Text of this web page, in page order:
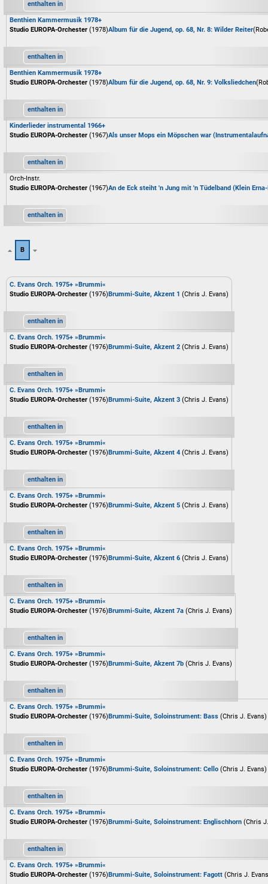
enthalten in
Benthien Kammermusik 1978+
Studio EUROPA-Orchester (1978)Album für die Jugend, op. 68, Nr. 8: Wilder Reiter
enthalten in
Benthien Kammermusik 1978+
Studio EUROPA-Orchester (1978)Album für die Jugend, op. 68, Nr. 9: Volksliedchen
enthalten in
Kinderlieder instrumental 1966+
Studio EUROPA-Orchester (1967)Als unser Mops ein Möpschen war
enthalten in
Orch-Instr.
Studio EUROPA-Orchester (1967)An de Eck steiht 'n Jung mit 'n Tüdelband (Klein
enthalten in
B
C. Evans Orch. 1975+ »Brummi«
Studio EUROPA-Orchester (1976)Brummi-Suite, Akzent 1 (Chris J. Evans)
enthalten in
C. Evans Orch. 1975+ »Brummi«
Studio EUROPA-Orchester (1976)Brummi-Suite, Akzent 2 (Chris J. Evans)
enthalten in
C. Evans Orch. 1975+ »Brummi«
Studio EUROPA-Orchester (1976)Brummi-Suite, Akzent 3 (Chris J. Evans)
enthalten in
C. Evans Orch. 1975+ »Brummi«
Studio EUROPA-Orchester (1976)Brummi-Suite, Akzent 4 (Chris J. Evans)
enthalten in
C. Evans Orch. 1975+ »Brummi«
Studio EUROPA-Orchester (1976)Brummi-Suite, Akzent 5 (Chris J. Evans)
enthalten in
C. Evans Orch. 1975+ »Brummi«
Studio EUROPA-Orchester (1976)Brummi-Suite, Akzent 6 (Chris J. Evans)
enthalten in
C. Evans Orch. 1975+ »Brummi«
Studio EUROPA-Orchester (1976)Brummi-Suite, Akzent 7a (Chris J. Evans)
enthalten in
C. Evans Orch. 1975+ »Brummi«
Studio EUROPA-Orchester (1976)Brummi-Suite, Akzent 7b (Chris J. Evans)
enthalten in
C. Evans Orch. 1975+ »Brummi«
Studio EUROPA-Orchester (1976)Brummi-Suite, Soloinstrument: Bass (Chris J. Evans)
enthalten in
C. Evans Orch. 1975+ »Brummi«
Studio EUROPA-Orchester (1976)Brummi-Suite, Soloinstrument: Cello (Chris J. Evans)
enthalten in
C. Evans Orch. 1975+ »Brummi«
Studio EUROPA-Orchester (1976)Brummi-Suite, Soloinstrument: Englischhorn (Chris
enthalten in
C. Evans Orch. 1975+ »Brummi«
Studio EUROPA-Orchester (1976)Brummi-Suite, Soloinstrument: Fagott (Chris J.